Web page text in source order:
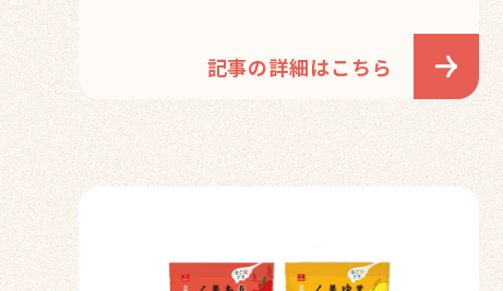
記事の詳細はこちら